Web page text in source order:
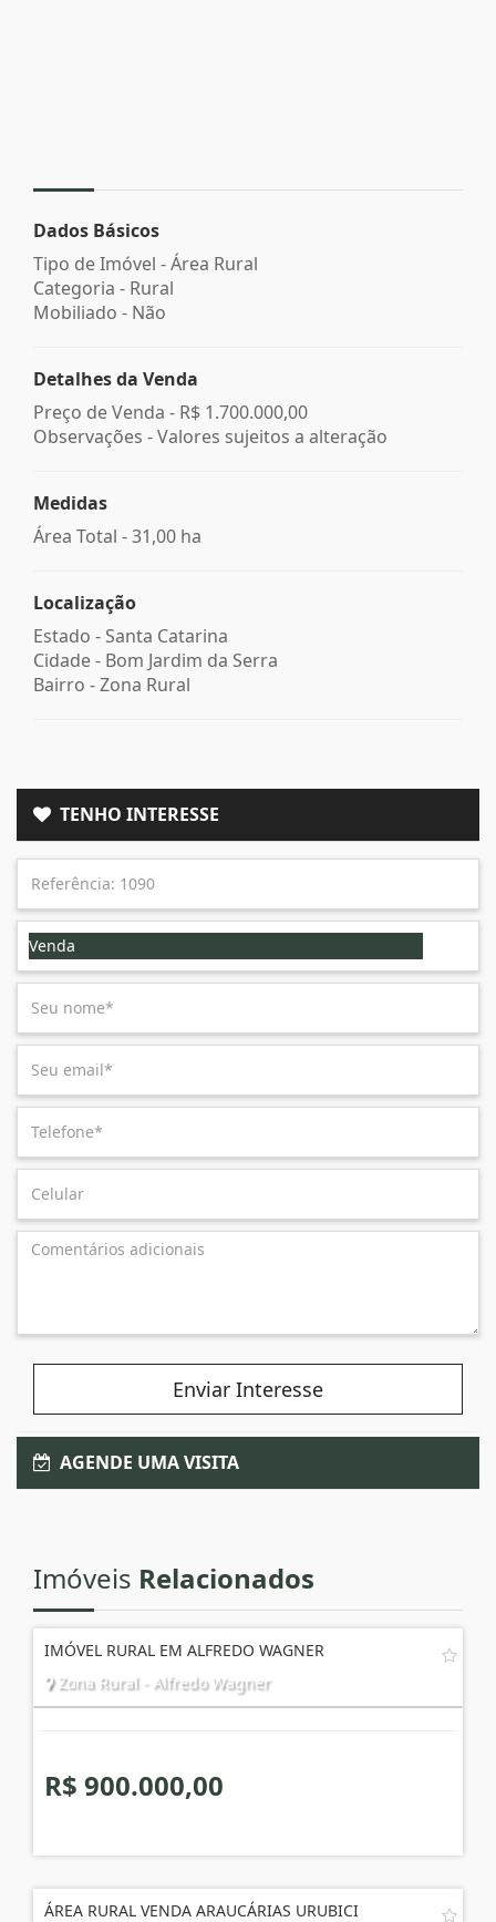
Dados Básicos
Tipo de Imóvel - Área Rural
Categoria - Rural
Mobiliado - Não
Detalhes da Venda
Preço de Venda - R$ 1.700.000,00
Observações - Valores sujeitos a alteração
Medidas
Área Total - 31,00 ha
Localização
Estado - Santa Catarina
Cidade - Bom Jardim da Serra
Bairro -Zona Rural
TENHO INTERESSE
Venda
Enviar Interesse
AGENDE UMA VISITA
Imóveis Relacionados
IMÓVEL RURAL EM ALFREDO WAGNER
Zona Rural - Alfredo Wagner
R$ 900.000,00
ÁREA RURAL VENDA ARAUCÁRIAS URUBICI